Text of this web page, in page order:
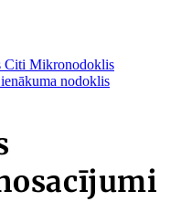
Citi Mikronodoklis
nodoklis